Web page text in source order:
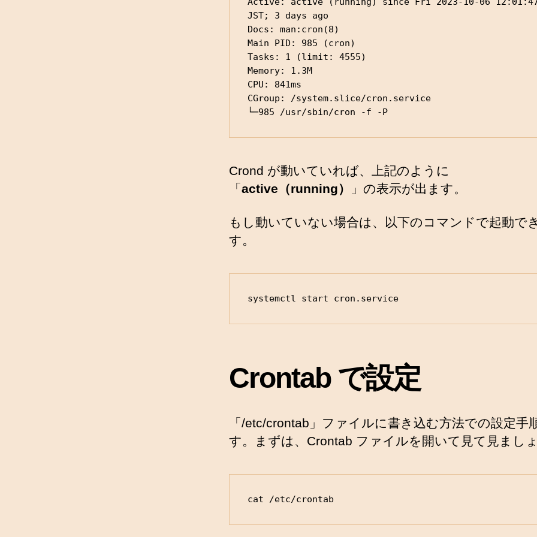
JST; 3 days ago
Docs: man:cron(8)
Main PID: 985 (cron)
Tasks: 1 (limit: 4555)
Memory: 1.3M
CPU: 841ms
CGroup: /system.slice/cron.service
└─985 /usr/sbin/cron -f -P
Crond が動いていれば、上記のように
「active（running） 」の表示が出ます。
もし動いていない場合は、以下のコマンドで起動で
す。
systemctl start cron.service
Crontab で設定
「/etc/crontab」ファイルに書き込む方法での設定手
す。まずは、Crontab ファイルを開いて見て見まし
cat /etc/crontab